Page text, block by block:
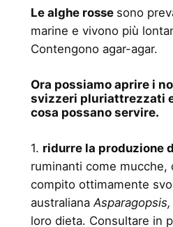
Le alghe rosse sono
marine e vivono più
Contengono agar-agar.
Ora possiamo aprire i
svizzeri pluriattrezzati
cosa possano servire.
1. ridurre la produzione
ruminanti come mucche,
compito ottimamente
australianaAsparagopsis,
loro dieta. Consultare in